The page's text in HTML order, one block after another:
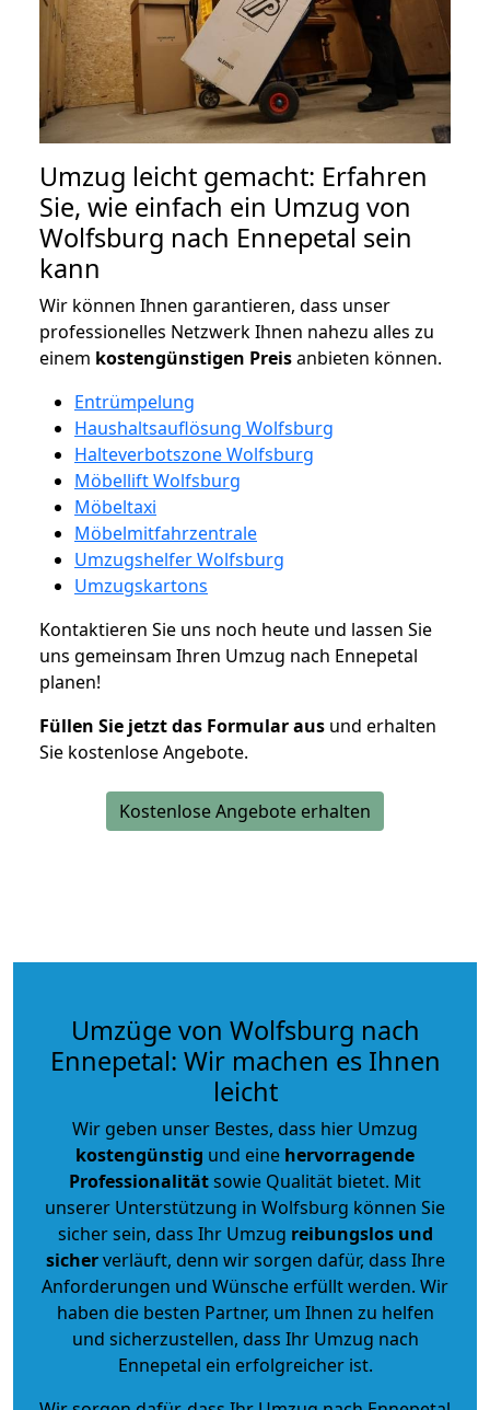
Umzug leicht gemacht: Erfahren
Sie, wie einfach ein Umzug von
Wolfsburg nach Ennepetal sein
kann
Wir können Ihnen garantieren, dass unser
professionelles Netzwerk Ihnen nahezu alles zu
einem kostengünstigen Preisanbieten können.
Entrümpelung
Haushaltsauflösung Wolfsburg
Halteverbotszone Wolfsburg
Möbellift Wolfsburg
Möbeltaxi
Möbelmitfahrzentrale
Umzugshelfer Wolfsburg
Umzugskartons
Kontaktieren Sie uns noch heute und lassen Sie
uns gemeinsam Ihren Umzug nach Ennepetal
planen!
Füllen Sie jetzt das Formular aus und erhalten
Sie kostenlose Angebote.
Kostenlose Angebote erhalten
Umzüge von Wolfsburg nach
Ennepetal: Wir machen es Ihnen
leicht
Wir geben unser Bestes, dass hier Umzug
kostengünstig und eine hervorragende
Professionalitätsowie Qualität bietet. Mit
unserer Unterstützung in Wolfsburg können Sie
sicher sein, dass Ihr Umzug reibungslos und
sicherverläuft, denn wir sorgen dafür, dass Ihre
Anforderungen und Wünsche erfüllt werden. Wir
haben die besten Partner, um Ihnen zu helfen
und sicherzustellen, dass Ihr Umzug nach
Ennepetal ein erfolgreicher ist.